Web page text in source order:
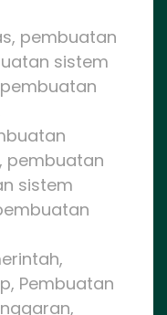
pembuatan
sistem
pembuatan
sistem
Pembuatan